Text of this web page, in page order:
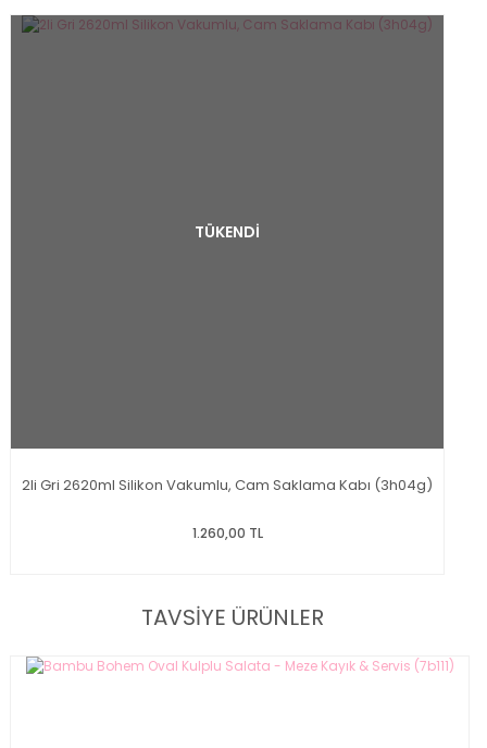
TÜKENDİ
2li Gri 2620ml Silikon Vakumlu, Cam Saklama Kabı (3h04g)
1.260,00 TL
TAVSİYE ÜRÜNLER